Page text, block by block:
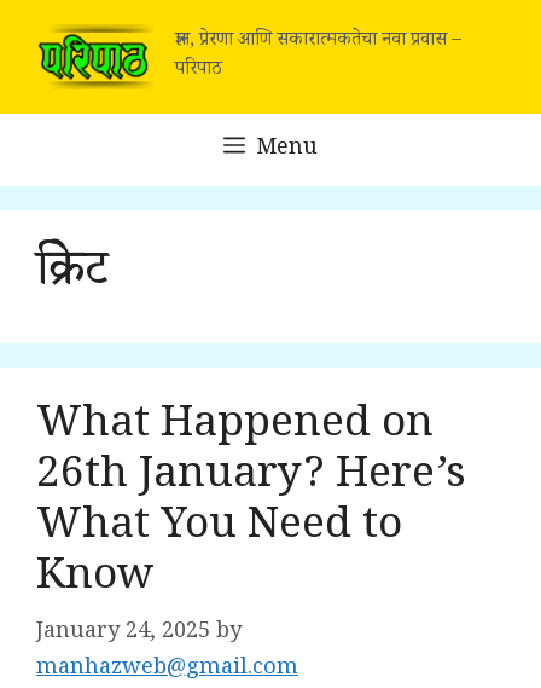
content
ज्ञान, प्रेरणा आणि सकारात्मकतेचा नवा प्रवास –
परिपाठ
Menu
क्रिकेट
What Happened on
26th January? Here’s
What You Need to
Know
January 24, 2025 by
manhazweb@gmail.com